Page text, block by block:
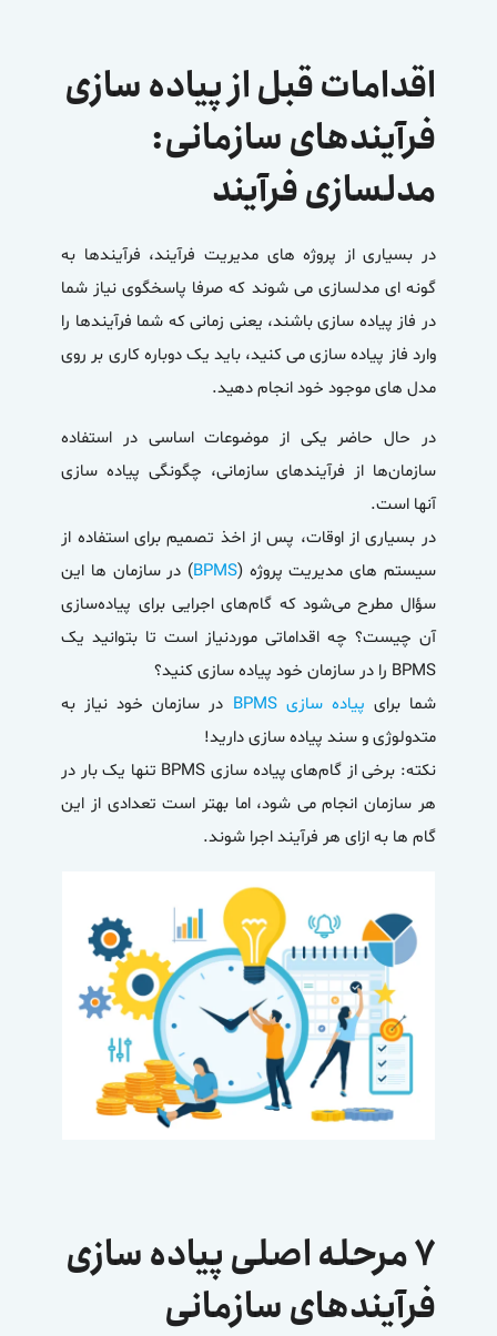
اقدامات قبل از پیاده سازی
فرآیندهای سازمانی:
مدلسازی فرآیند
در بسیاری از پروژه های مدیریت فرآیند، فرآیندها به
گونه ای مدلسازی می شوند که صرفا پاسخگوی نیاز شما
در فاز پیاده سازی باشند، یعنی زمانی که شما فرآیندها را
وارد فاز پیاده سازی می کنید، باید یک دوباره کاری بر روی
مدل های موجود خود انجام دهید.
در حال حاضر یکی از موضوعات اساسی در استفاده
سازمان‌ها از فرآیندهای سازمانی، چگونگی پیاده سازی
آنها است.
در بسیاری از اوقات، پس از اخذ تصمیم برای استفاده از
سیستم های مدیریت پروژه (BPMS) در سازمان ها این
سؤال مطرح می‌شود که گام‌های اجرایی برای پیاده‌سازی
آن چیست؟ چه اقداماتی موردنیاز است تا بتوانید یک
BPMS را در سازمان خود پیاده سازی کنید؟
شما برای پیاده سازی BPMS
در سازمان خود نیاز به
متدولوژی و سند پیاده سازی دارید!
نکته:
برخی از گام‌های پیاده سازی BPMS تنها یک بار در
هر سازمان انجام می شود، اما بهتر است تعدادی از این
گام ها به ازای هر فرآیند اجرا شوند.
۷ مرحله اصلی پیاده سازی
فرآیندهای سازمانی